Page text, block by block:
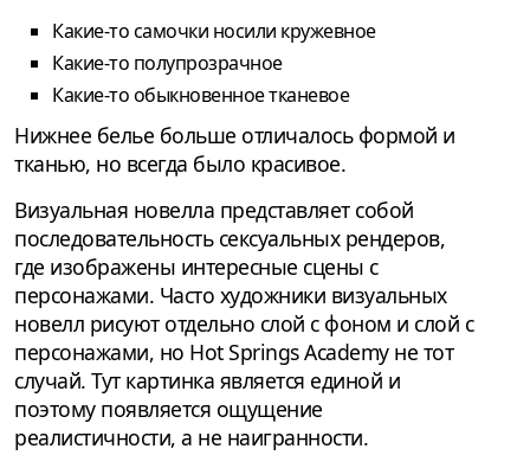
Какие-то самочки носили кружевное
Какие-то полупрозрачное
Какие-то обыкновенное тканевое
Нижнее белье больше отличалось формой и
тканью, но всегда было красивое.
Визуальная новелла представляет собой
последовательность сексуальных рендеров,
где изображены интересные сцены с
персонажами. Часто художники визуальных
новелл рисуют отдельно слой с фоном и слой с
персонажами, но Hot Springs Academy не тот
случай. Тут картинка является единой и
поэтому появляется ощущение
реалистичности, а не наигранности.